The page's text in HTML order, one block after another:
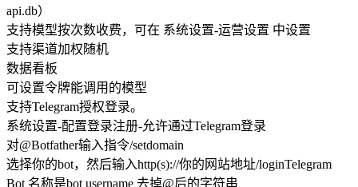
api.db）
支持模型按次数收费，可在 系统设置-运营设置 中设置
支持渠道加权随机
数据看板
可设置令牌能调用的模型
支持Telegram授权登录。
系统设置-配置登录注册-允许通过Telegram登录
对@Botfather输入指令/setdomain
选择你的bot，然后输入http(s)://你的网站地址/loginTelegram
Bot 名称是bot username 去掉@后的字符串